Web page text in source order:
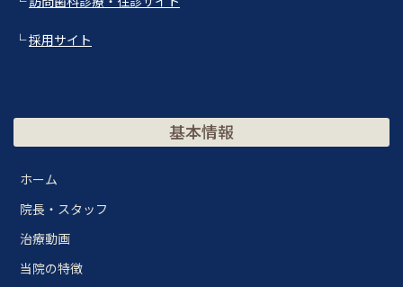
└採用サイト
基本情報
ホーム
院長・スタッフ
治療動画
当院の特徴